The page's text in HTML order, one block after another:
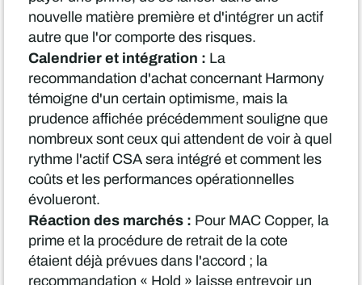
nouvelle matière première et d'intégrer un actif
autre que l'or comporte des risques.
Calendrier et intégration : La
recommandation d'achat concernant Harmony
témoigne d'un certain optimisme, mais la
prudence affichée précédemment souligne que
nombreux sont ceux qui attendent de voir à quel
rythme l'actif CSA sera intégré et comment les
coûts et les performances opérationnelles
évolueront.
Réaction des marchés : Pour MAC Copper, la
prime et la procédure de retrait de la cote
étaient déjà prévues dans l'accord ; la